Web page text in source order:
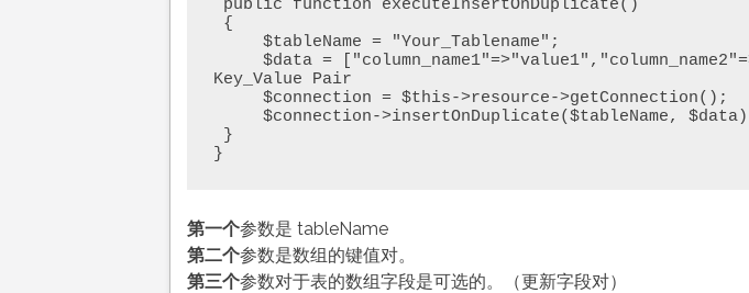
Key_Value Pair
}
第一个参数是 tableName
第二个参数是数组的键值对。
第三个参数对于表的数组字段是可选的。（更新字段对）